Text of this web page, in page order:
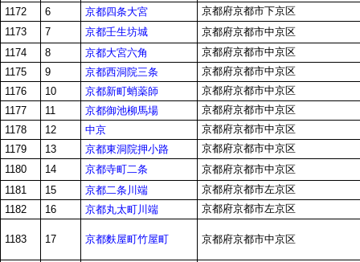
1172
6 京都四条大宮
京都府京都市下京区
1173
7 京都壬生坊城
京都府京都市中京区
1174
8 京都大宮六角
京都府京都市中京区
1175
9 京都西洞院三条
京都府京都市中京区
1176
10 京都新町蛸薬師
京都府京都市中京区
1177
11 京都御池柳馬場
京都府京都市中京区
1178
12 中京
京都府京都市中京区
1179
13 京都東洞院押小路
京都府京都市中京区
1180
14 京都寺町二条
京都府京都市中京区
1181
15 京都二条川端
京都府京都市左京区
1182
16 京都丸太町川端 京都府京都市左京区
1183 17 京都麩屋町竹屋町 京都府京都市中京区